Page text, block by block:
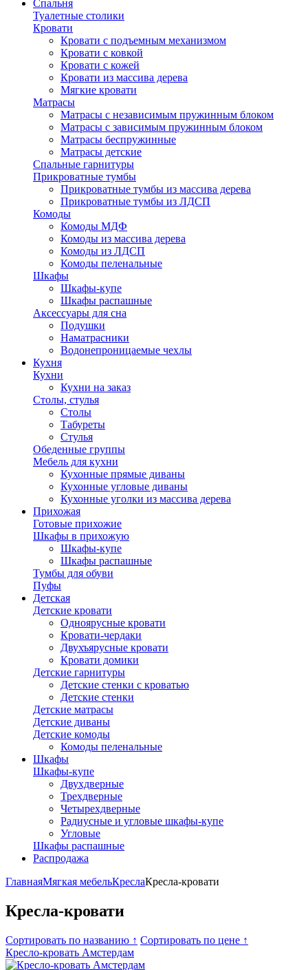
Спальня
Туалетные столики
Кровати
Кровати с подъемным механизмом
Кровати с ковкой
Кровати с кожей
Кровати из массива дерева
Мягкие кровати
Матрасы
Матрасы с независимым пружинным блоком
Матрасы с зависимым пружинным блоком
Матрасы беспружинные
Матрасы детские
Спальные гарнитуры
Прикроватные тумбы
Прикроватные тумбы из массива дерева
Прикроватные тумбы из ЛДСП
Комоды
Комоды МДФ
Комоды из массива дерева
Комоды из ЛДСП
Комоды пеленальные
Шкафы
Шкафы-купе
Шкафы распашные
Аксессуары для сна
Подушки
Наматрасники
Водонепроницаемые чехлы
Кухня
Кухни
Кухни на заказ
Столы, стулья
Столы
Табуреты
Стулья
Обеденные группы
Мебель для кухни
Кухонные прямые диваны
Кухонные угловые диваны
Кухонные уголки из массива дерева
Прихожая
Готовые прихожие
Шкафы в прихожую
Шкафы-купе
Шкафы распашные
Тумбы для обуви
Пуфы
Детская
Детские кровати
Одноярусные кровати
Кровати-чердаки
Двухъярусные кровати
Кровати домики
Детские гарнитуры
Детские стенки с кроватью
Детские стенки
Детские матрасы
Детские диваны
Детские комоды
Комоды пеленальные
Шкафы
Шкафы-купе
Двухдверные
Трехдверные
Четырехдверные
Радиусные и угловые шкафы-купе
Угловые
Шкафы распашные
Распродажа
ГлавнаяМягкая мебельКреслаКресла-кровати
Кресла-кровати
Сортировать по названию ↑ Сортировать по цене ↑
Кресло-кровать Амстердам